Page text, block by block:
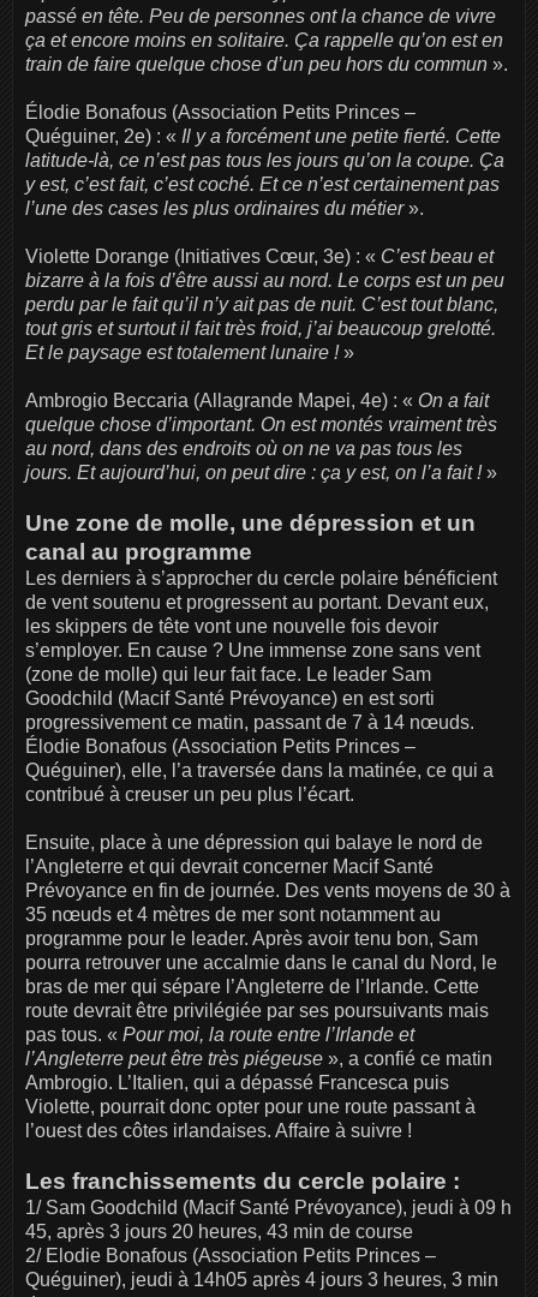
passé en tête. Peu de personnes ont la chance de vivre
ça et encore moins en solitaire. Ça rappelle qu’on est en
train de faire quelque chose d’un peu hors du commun ».
Élodie Bonafous (Association Petits Princes –
Quéguiner, 2e) : « Il y a forcément une petite fierté. Cette
latitude-là, ce n’est pas tous les jours qu’on la coupe. Ça
y est, c’est fait, c’est coché. Et ce n’est certainement pas
l’une des cases les plus ordinaires du métier».
Violette Dorange (Initiatives Cœur, 3e) : « C’est beau et
bizarre à la fois d’être aussi au nord. Le corps est un peu
perdu par le fait qu’il n’y ait pas de nuit. C’est tout blanc,
tout gris et surtout il fait très froid, j’ai beaucoup grelotté.
Et le paysage est totalement lunaire !»
Ambrogio Beccaria (Allagrande Mapei, 4e) : « On a fait
quelque chose d’important. On est montés vraiment très
au nord, dans des endroits où on ne va pas tous les
jours. Et aujourd’hui, on peut dire : ça y est, on l’a fait !»
Une zone de molle, une dépression et un
canal au programme
Les derniers à s’approcher du cercle polaire bénéficient
de vent soutenu et progressent au portant. Devant eux,
les skippers de tête vont une nouvelle fois devoir
s’employer. En cause ? Une immense zone sans vent
(zone de molle) qui leur fait face. Le leader Sam
Goodchild (Macif Santé Prévoyance) en est sorti
progressivement ce matin, passant de 7 à 14 nœuds.
Élodie Bonafous (Association Petits Princes –
Quéguiner), elle, l’a traversée dans la matinée, ce qui a
contribué à creuser un peu plus l’écart.
Ensuite, place à une dépression qui balaye le nord de
l’Angleterre et qui devrait concerner Macif Santé
Prévoyance en fin de journée. Des vents moyens de 30 à
35 nœuds et 4 mètres de mer sont notamment au
programme pour le leader. Après avoir tenu bon, Sam
pourra retrouver une accalmie dans le canal du Nord, le
bras de mer qui sépare l’Angleterre de l’Irlande. Cette
route devrait être privilégiée par ses poursuivants mais
pas tous. « Pour moi, la route entre l’Irlande et
l’Angleterre peut être très piégeuse », a confié ce matin
Ambrogio. L’Italien, qui a dépassé Francesca puis
Violette, pourrait donc opter pour une route passant à
l’ouest des côtes irlandaises. Affaire à suivre !
Les franchissements du cercle polaire :
1/ Sam Goodchild (Macif Santé Prévoyance), jeudi à 09 h
45, après 3 jours 20 heures, 43 min de course
2/ Elodie Bonafous (Association Petits Princes –
Quéguiner), jeudi à 14h05 après 4 jours 3 heures, 3 min